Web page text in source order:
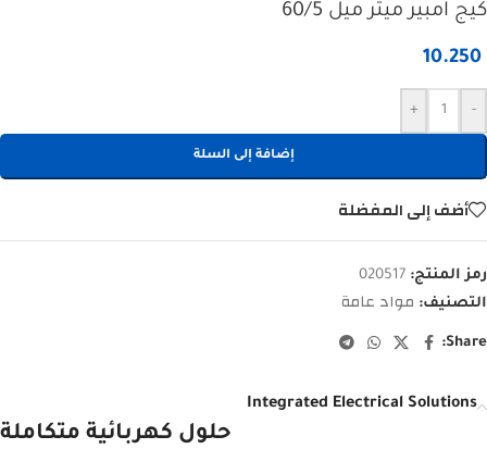
كيج امبير ميتر ميل 60/5
10.250
-
+
إضافة إلى السلة
أضف إلى المفضلة
رمز المنتج: 020517
التصنيف: مواد عامة
Share:
Integrated Electrical Solutions
حلول كهربائية متكاملة